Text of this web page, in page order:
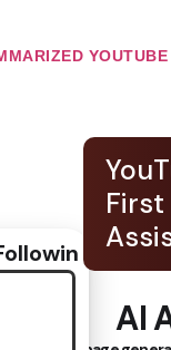
YOUTUBE
First
AI